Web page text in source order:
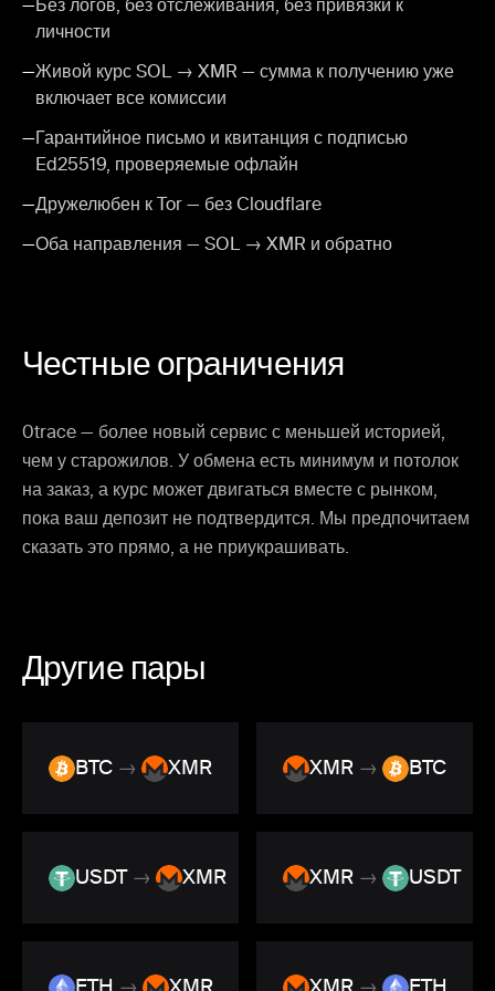
—Без логов, без отслеживания, без привязки к
личности
—Живой курс SOL → XMR — сумма к получению уже
включает все комиссии
—Гарантийное письмо и квитанция с подписью
Ed25519, проверяемые офлайн
—Дружелюбен к Tor — без Cloudflare
—Оба направления — SOL → XMR и обратно
Честные ограничения
0trace — более новый сервис с меньшей историей,
чем у старожилов. У обмена есть минимум и потолок
на заказ, а курс может двигаться вместе с рынком,
пока ваш депозит не подтвердится. Мы предпочитаем
сказать это прямо, а не приукрашивать.
Другие пары
BTC → XMR XMR → BTC
USDT → XMR XMR → USDT